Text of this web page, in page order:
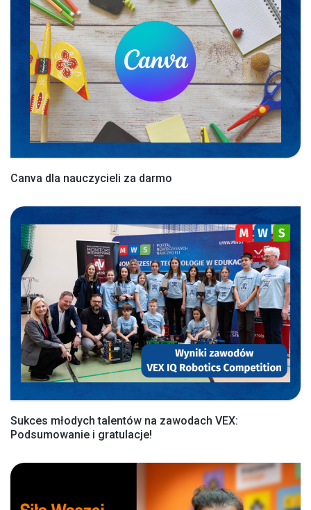
Canva dla nauczycieli za darmo
Sukces młodych talentów na zawodach VEX:
Podsumowanie i gratulacje!